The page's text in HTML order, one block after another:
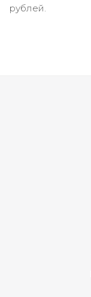
рублей.